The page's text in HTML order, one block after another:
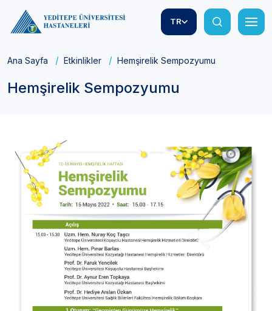
TR
Ana Sayfa Etkinlikler Hemşirelik Sempozyumu
Hemşirelik Sempozyumu